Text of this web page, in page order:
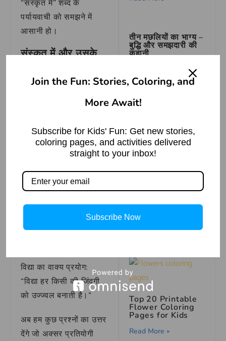
“संस्कृत में” शब्द के
पर्यायवाची को समझने में
आसानी हो।
संस्कृत में और उसके
संस्कृत में का वाक्य प्रयोग:
“संस्कृत में ज्ञान का भंडार है,
“संस्कारी व्यक्ति समाज में
आदर्श पेश करते हैं।”
शास्त्र का वाक्य प्रयोग:
“विभिन्न शास्त्रों में जीवन
विद्या का वाक्य प्रयोग:
“विद्या हर किसी की जिंदगी
को उज्ज्वल बनाती है।”
अब हम कुछ प्रश्नों का उत्तर
देंगे जो अक्सर प्रतियोगी
तीन मछलियों का भाग्य –
बुद्धि और समझदारी की
कहानी
Tiger Pagoda
Read More »
How to Draw
Simple and easy
step by step guide
Read More »
Top 20 Printable
Flower Coloring
Pages for Kids
Read More »
Join the Fun: Stories, Coloring, and
More Await!
Subscribe for Kids' Fun: Get new stories,
coloring pages, and activities delivered
straight to your inbox!
Subscribe Now